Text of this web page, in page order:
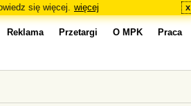
się więcej. więcej x
Reklama Przetargi O MPK Praca